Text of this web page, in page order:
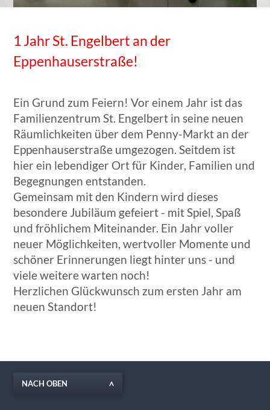
1 Jahr St. Engelbert an der
Eppenhauserstraße!
Ein Grund zum Feiern! Vor einem Jahr ist das
Familienzentrum St. Engelbert in seine neuen
Räumlichkeiten über dem Penny-Markt an der
Eppenhauserstraße umgezogen. Seitdem ist
hier ein lebendiger Ort für Kinder, Familien und
Begegnungen entstanden.
Gemeinsam mit den Kindern wird dieses
besondere Jubiläum gefeiert - mit Spiel, Spaß
und fröhlichem Miteinander. Ein Jahr voller
neuer Möglichkeiten, wertvoller Momente und
schöner Erinnerungen liegt hinter uns - und
viele weitere warten noch!
Herzlichen Glückwunsch zum ersten Jahr am
neuen Standort!
NACH OBEN